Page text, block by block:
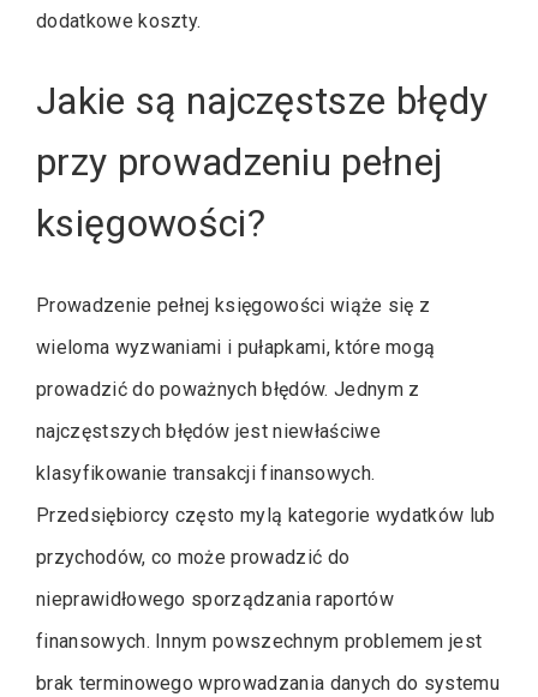
dodatkowe koszty.
Jakie są najczęstsze błędy
przy prowadzeniu pełnej
księgowości?
Prowadzenie pełnej księgowości wiąże się z
wieloma wyzwaniami i pułapkami, które mogą
prowadzić do poważnych błędów. Jednym z
najczęstszych błędów jest niewłaściwe
klasyfikowanie transakcji finansowych.
Przedsiębiorcy często mylą kategorie wydatków lub
przychodów, co może prowadzić do
nieprawidłowego sporządzania raportów
finansowych. Innym powszechnym problemem jest
brak terminowego wprowadzania danych do systemu